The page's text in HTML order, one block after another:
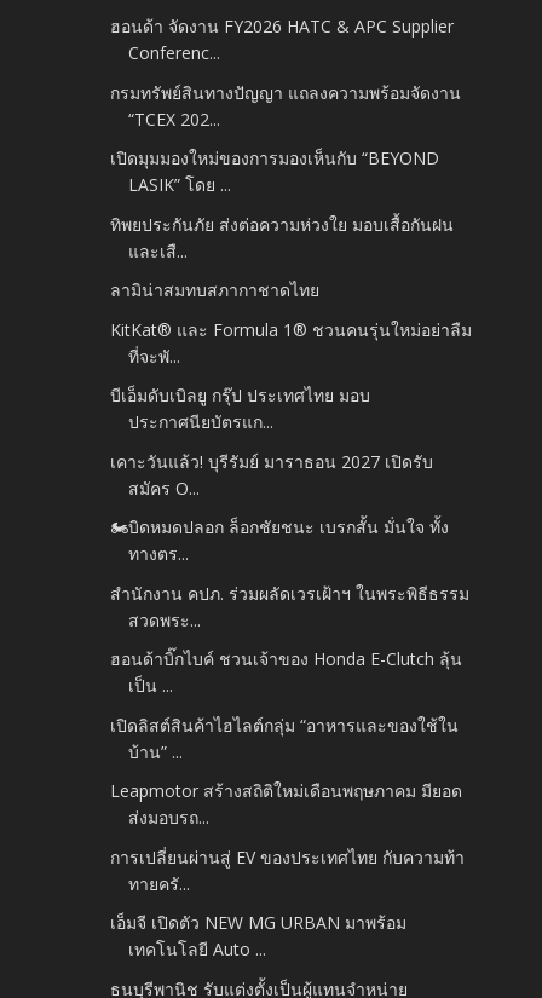
ฮอนด้า จัดงาน FY2026 HATC & APC Supplier
Conferenc...
กรมทรัพย์สินทางปัญญา แถลงความพร้อมจัดงาน
“TCEX 202...
เปิดมุมมองใหม่ของการมองเห็นกับ “BEYOND
LASIK” โดย ...
ทิพยประกันภัย ส่งต่อความห่วงใย มอบเสื้อกันฝน
และเสื...
ลามิน่าสมทบสภากาชาดไทย
KitKat® และ Formula 1® ชวนคนรุ่นใหม่อย่าลืม
ที่จะพั...
บีเอ็มดับเบิลยู กรุ๊ป ประเทศไทย มอบ
ประกาศนียบัตรแก...
เคาะวันแล้ว! บุรีรัมย์ มาราธอน 2027 เปิดรับ
สมัคร O...
🏍️บิดหมดปลอก ล็อกชัยชนะ เบรกสั้น มั่นใจ ทั้ง
ทางตร...
สำนักงาน คปภ. ร่วมผลัดเวรเฝ้าฯ ในพระพิธีธรรม
สวดพระ...
ฮอนด้าบิ๊กไบค์ ชวนเจ้าของ Honda E-Clutch ลุ้น
เป็น ...
เปิดลิสต์สินค้าไฮไลต์กลุ่ม “อาหารและของใช้ใน
บ้าน” ...
Leapmotor สร้างสถิติใหม่เดือนพฤษภาคม มียอด
ส่งมอบรถ...
การเปลี่ยนผ่านสู่ EV ของประเทศไทย กับความท้า
ทายครั...
เอ็มจี เปิดตัว NEW MG URBAN มาพร้อม
เทคโนโลยี Auto ...
ธนบุรีพานิช รับแต่งตั้งเป็นผู้แทนจำหน่าย